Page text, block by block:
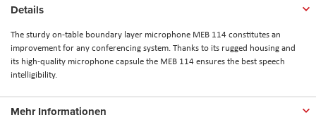
Details
The sturdy on-table boundary layer microphone MEB 114 constitutes an
improvement for any conferencing system. Thanks to its rugged housing and
its high-quality microphone capsule the MEB 114 ensures the best speech
intelligibility.
Mehr Informationen